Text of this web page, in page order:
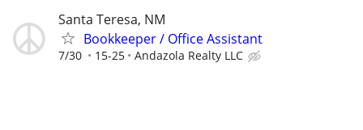
Santa Teresa, NM
Bookkeeper / Office Assistant
7/30 15-25 Andazola Realty LLC